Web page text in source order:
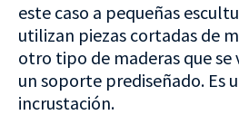
este caso a pequeñas
utilizan piezas cortadas de
otro tipo de maderas que se
un soporte prediseñado. Es
incrustación.